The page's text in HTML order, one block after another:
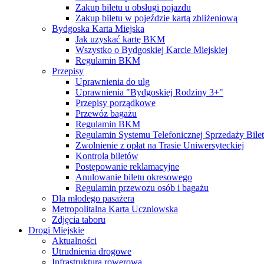
Zakup biletu u obsługi pojazdu
Zakup biletu w pojeździe kartą zbliżeniową
Bydgoska Karta Miejska
Jak uzyskać kartę BKM
Wszystko o Bydgoskiej Karcie Miejskiej
Regulamin BKM
Przepisy
Uprawnienia do ulg
Uprawnienia "Bydgoskiej Rodziny 3+"
Przepisy porządkowe
Przewóz bagażu
Regulamin BKM
Regulamin Systemu Telefonicznej Sprzedaży
Zwolnienie z opłat na Trasie Uniwersyteckiej
Kontrola biletów
Postępowanie reklamacyjne
Anulowanie biletu okresowego
Regulamin przewozu osób i bagażu
Dla młodego pasażera
Metropolitalna Karta Uczniowska
Zdjęcia taboru
Drogi Miejskie
Aktualności
Utrudnienia drogowe
Infrastruktura rowerowa